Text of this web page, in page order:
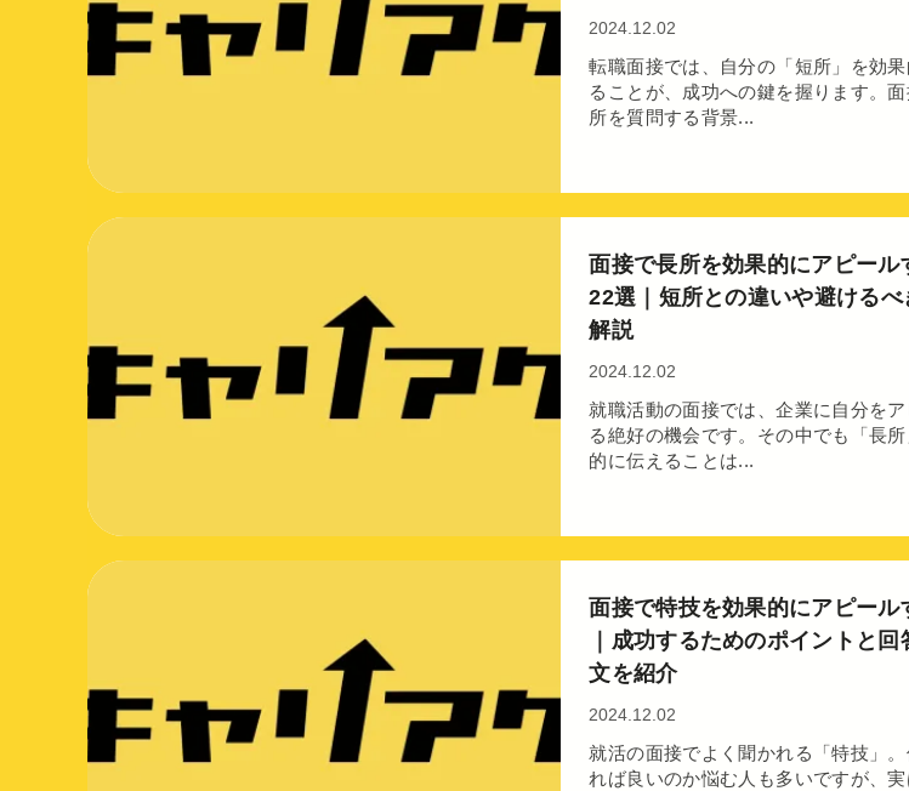
2024.12.02
転職面接では、自分の「短所」を効果
ることが、成功への鍵を握ります。
所を質問する背景...
面接で長所を効果的にアピール
22選｜短所との違いや避けるべ
解説
2024.12.02
就職活動の面接では、企業に自分を
る絶好の機会です。その中でも「長
的に伝えることは...
面接で特技を効果的にアピール
｜成功するためのポイントと回
文を紹介
2024.12.02
就活の面接でよく聞かれる「特技」。
れば良いのか悩む人も多いですが、